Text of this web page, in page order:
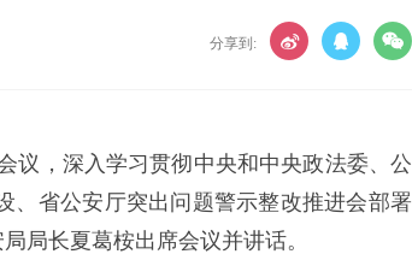
分享到:
议， 深入学习贯彻中央和中央政法委、公
、省公安厅突出问题警示整改推进会部署
局长夏葛桉出席会议并讲话。